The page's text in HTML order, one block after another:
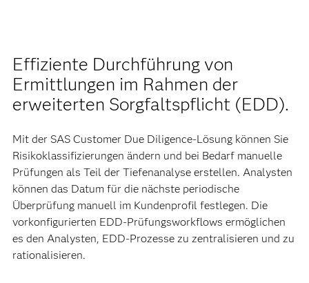
Effiziente Durchführung von
Ermittlungen im Rahmen der
erweiterten Sorgfaltspflicht (EDD).
Mit der SAS Customer Due Diligence-Lösung können Sie
Risikoklassifizierungen ändern und bei Bedarf manuelle
Prüfungen als Teil der Tiefenanalyse erstellen. Analysten
können das Datum für die nächste periodische
Überprüfung manuell im Kundenprofil festlegen. Die
vorkonfigurierten EDD-Prüfungsworkflows ermöglichen
es den Analysten, EDD-Prozesse zu zentralisieren und zu
rationalisieren.